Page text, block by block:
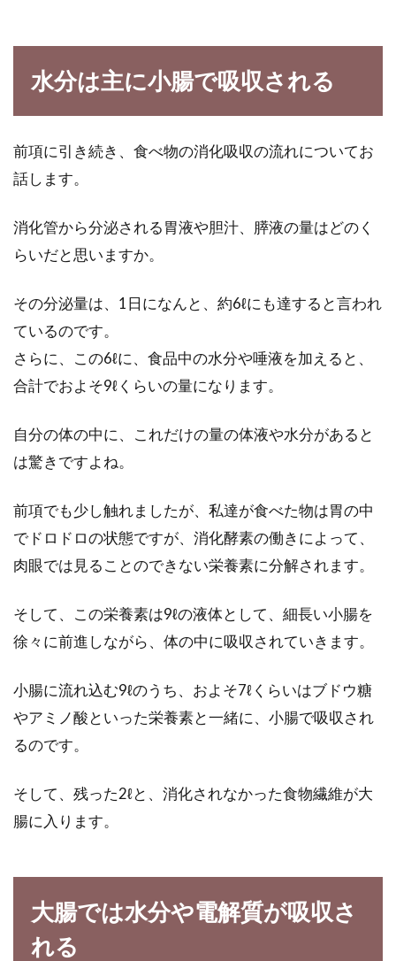
コーヒーには砂糖？グラニュー糖？
コーヒーが好きな方は多いですよね。そんなコ
について知りたいこと
用されていると聞きます。だからこそ、健康で
あること...
デスクワークが増える近年、頑固な便秘に悩む
人が増えています。色々な方法を試しても改善
カロリーはどのくらい！？
水分は主に小腸で吸収される
前項に引き続き、食べ物の消化吸収の流れについてお
話します。
消化管から分泌される胃液や胆汁、膵液の量はどのく
らいだと思いますか。
その分泌量は、1日になんと、約6ℓにも達すると言われ
ているのです。
さらに、この6ℓに、食品中の水分や唾液を加えると、
合計でおよそ9ℓくらいの量になります。
自分の体の中に、これだけの量の体液や水分があると
は驚きですよね。
前項でも少し触れましたが、私達が食べた物は胃の中
でドロドロの状態ですが、消化酵素の働きによって、
肉眼では見ることのできない栄養素に分解されます。
そして、この栄養素は9ℓの液体として、細長い小腸を
徐々に前進しながら、体の中に吸収されていきます。
小腸に流れ込む9ℓのうち、およそ7ℓくらいはブドウ糖
やアミノ酸といった栄養素と一緒に、小腸で吸収され
るのです。
そして、残った2ℓと、消化されなかった食物繊維が大
腸に入ります。
大腸では水分や電解質が吸収さ
れる